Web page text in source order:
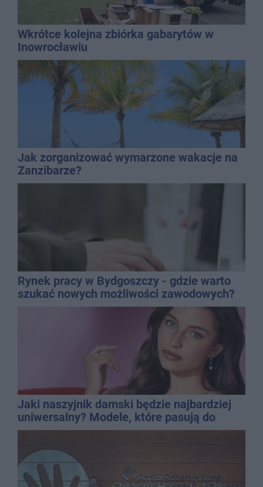
Wkrótce kolejna zbiórka gabarytów w
Inowrocławiu
Jak zorganizować wymarzone wakacje na
Zanzibarze?
Rynek pracy w Bydgoszczy - gdzie warto
szukać nowych możliwości zawodowych?
Jaki naszyjnik damski będzie najbardziej
uniwersalny? Modele, które pasują do
wielu stylizacji